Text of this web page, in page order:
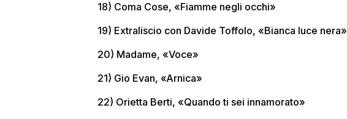
18) Coma Cose, «Fiamme negli occhi»
19) Extraliscio con Davide Toffolo, «Bianca luce nera»
20) Madame, «Voce»
21) Gio Evan, «Arnica»
22) Orietta Berti, «Quando ti sei innamorato»